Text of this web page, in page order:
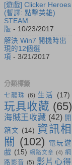
[遊戲] Clicker Heroes
(暫譯: 點擊英雄)
STEAM
版 - 10/23/2017
解決 Win7 開機時出
現的12個選
項 - 3/21/2017
分類標籤
七龍珠 (6) 生活 (17)
玩具收藏 (65)
海賊王收藏 (42) 開
箱文 (14) 資訊相
關 (102)
電玩遊
戲 (15) 網路文章 (4) 網
路影音 (5) 影片心得